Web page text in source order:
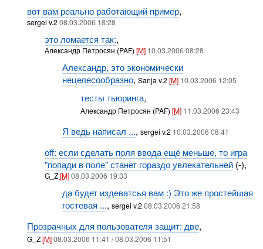
вот вам реально работающий пример,
sergei v.208.03.2006 18:28
это ломается так:,
Александр Петросян (PAF) [M] 10.03.2006 08:28
Александр, это экономически
нецелесообразно,Sanja v.2[M] 10.03.2006 12:05
тесты тьюринга,
Александр Петросян (PAF) [M] 11.03.2006 23:43
Я ведь написал ...,sergei v.2 10.03.2006 08:41
off: если сделать поля ввода ещё меньше, то игра
"попади в поле" станет гораздо увлекательней(-),
G_Z[M]08.03.2006 19:33
да будет издеватсья вам :) Это же простейшая
гостевая ...,sergei v.208.03.2006 21:58
Прозрачных для пользователя защит: две,
G_Z[M] 08.03.2006 11:41 / 08.03.2006 11:51